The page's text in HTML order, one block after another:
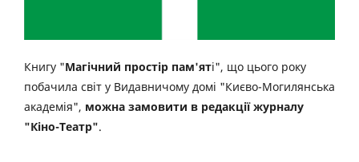
Книгу "Магічний простір пам'яті", що цього року
побачила світ у Видавничому домі "Києво-Могилянська
академія", можна замовити в редакції журналу
"Кіно-Театр".